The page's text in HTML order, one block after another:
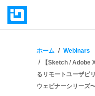
ホーム
Webinars
【Sketch / Adobe
るリモートユーザビ
ウェビナーシリーズ